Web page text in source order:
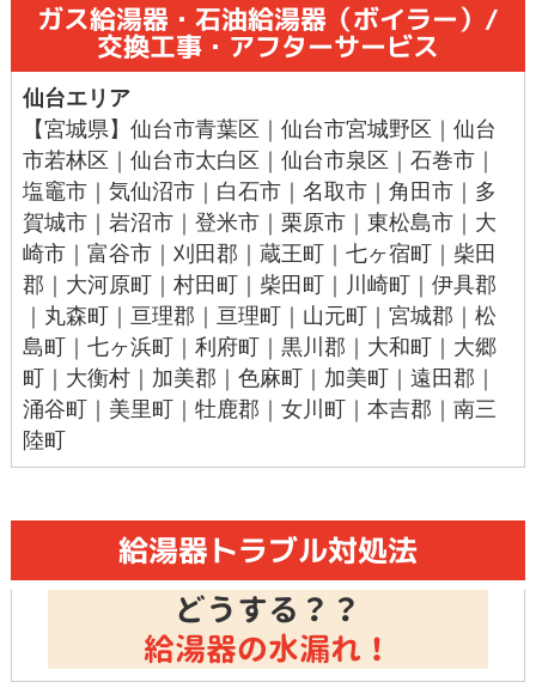
ガス給湯器・石油給湯器（ボイラー）/
交換工事・アフターサービス
仙台エリア
【宮城県】 仙台市青葉区 ｜ 仙台市宮城野区 ｜ 仙台
市若林区 ｜ 仙台市太白区 ｜ 仙台市泉区 ｜ 石巻市｜
塩竈市｜ 気仙沼市｜ 白石市｜ 名取市｜ 角田市｜ 多
賀城市｜ 岩沼市｜ 登米市｜ 栗原市｜ 東松島市｜ 大
崎市｜ 富谷市｜刈田郡｜ 蔵王町｜七ヶ宿町｜柴田
郡｜ 大河原町｜ 村田町｜ 柴田町｜川崎町｜伊具郡
｜丸森町｜亘理郡｜ 亘理町｜山元町｜宮城郡｜ 松
島町｜七ヶ浜町｜ 利府町｜黒川郡｜ 大和町｜ 大郷
町｜ 大衡村｜加美郡｜色麻町｜加美町｜遠田郡｜
涌谷町｜美里町｜牡鹿郡｜女川町｜本吉郡｜南三
陸町
給湯器トラブル対処法
どうする？？
給湯器の水漏れ！